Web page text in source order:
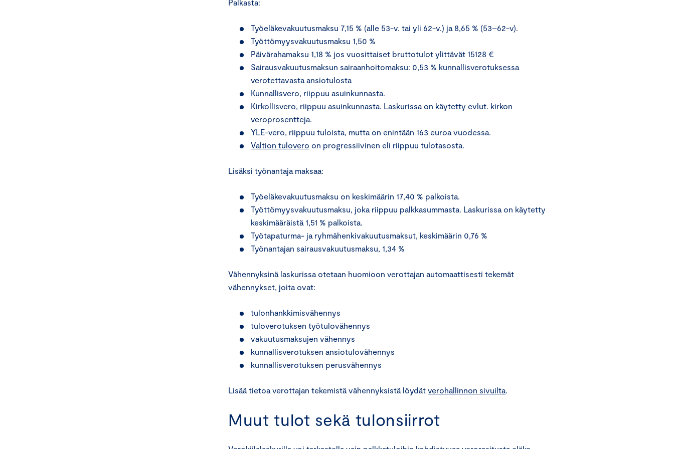
Palkasta:
Työeläkevakuutusmaksu 7,15 % (alle 53-v. tai yli 62-v.) ja 8,65 % (53–62-v).
Työttömyysvakuutusmaksu 1,50 %
Päivärahamaksu 1,18 % jos vuosittaiset bruttotulot ylittävät 15128 €
Sairausvakuutusmaksun sairaanhoitomaksu: 0,53 % kunnallisverotuksessa
verotettavasta ansiotulosta
Kunnallisvero, riippuu asuinkunnasta.
Kirkollisvero, riippuu asuinkunnasta. Laskurissa on käytetty evlut. kirkon
veroprosentteja.
YLE-vero, riippuu tuloista, mutta on enintään 163 euroa vuodessa.
Valtion tulovero on progressiivinen eli riippuu tulotasosta.
Lisäksi työnantaja maksaa:
Työeläkevakuutusmaksu on keskimäärin 17,40 % palkoista.
Työttömyysvakuutusmaksu, joka riippuu palkkasummasta. Laskurissa on käytetty
keskimääräistä 1,51 % palkoista.
Työtapaturma- ja ryhmähenkivakuutusmaksut, keskimäärin 0,76 %
Työnantajan sairausvakuutusmaksu, 1,34 %
Vähennyksinä laskurissa otetaan huomioon verottajan automaattisesti tekemät
vähennykset, joita ovat:
tulonhankkimisvähennys
tuloverotuksen työtulovähennys
vakuutusmaksujen vähennys
kunnallisverotuksen ansiotulovähennys
kunnallisverotuksen perusvähennys
Lisää tietoa verottajan tekemistä vähennyksistä löydät verohallinnon sivuilta.
Muut tulot sekä tulonsiirrot